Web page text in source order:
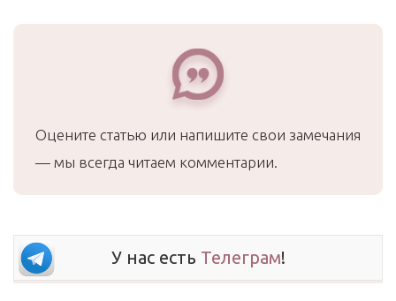
Оцените статью или напишите свои замечания
— мы всегда читаем комментарии.
У нас есть Телеграм!